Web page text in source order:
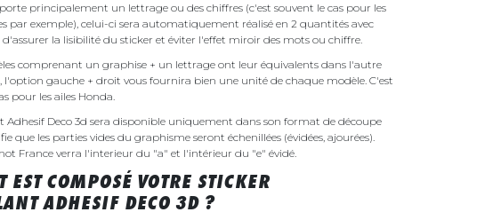
principalement un lettrage ou des chiffres (c'est souvent le cas pour les
par exemple), celui-ci sera automatiquement réalisé en 2 quantités avec
la lisibilité du sticker et éviter l'effet miroir des mots ou chiffre.
comprenant un graphise + un lettrage ont leur équivalents dans l'autre
l'option gauche + droit vous fournira bien une unité de chaque modèle. C'est
pour les ailes Honda.
Adhesif Deco 3d sera disponible uniquement dans son format de découpe
que les parties vides du graphisme seront échenillées (évidées, ajourées).
France verra l'interieur du "a" et l'intérieur du "e" évidé.
EST COMPOSÉ VOTRE STICKER
ADHESIF DECO 3D ?